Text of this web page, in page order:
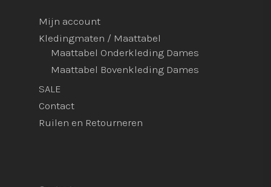
Mijn account
Kledingmaten / Maattabel
Maattabel Onderkleding Dames
Maattabel Bovenkleding Dames
SALE
Contact
Ruilen en Retourneren